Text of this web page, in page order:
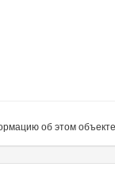
об этом